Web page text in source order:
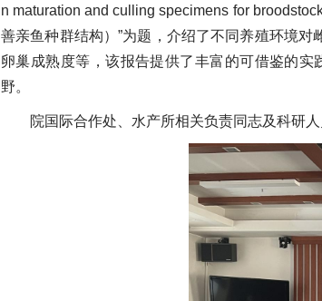
n maturation and culling specimens for
善亲鱼种群结构）”为题，介绍了不同养殖环境
卵巢成熟度等，该报告提供了丰富的可借鉴的
野。
院国际合作处、水产所相关负责同志及科研